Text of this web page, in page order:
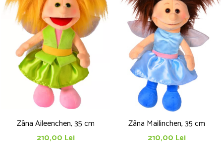
Zâna Aileenchen, 35 cm
210,00 Lei
Zâna Mailinchen, 35 cm
210,00 Lei